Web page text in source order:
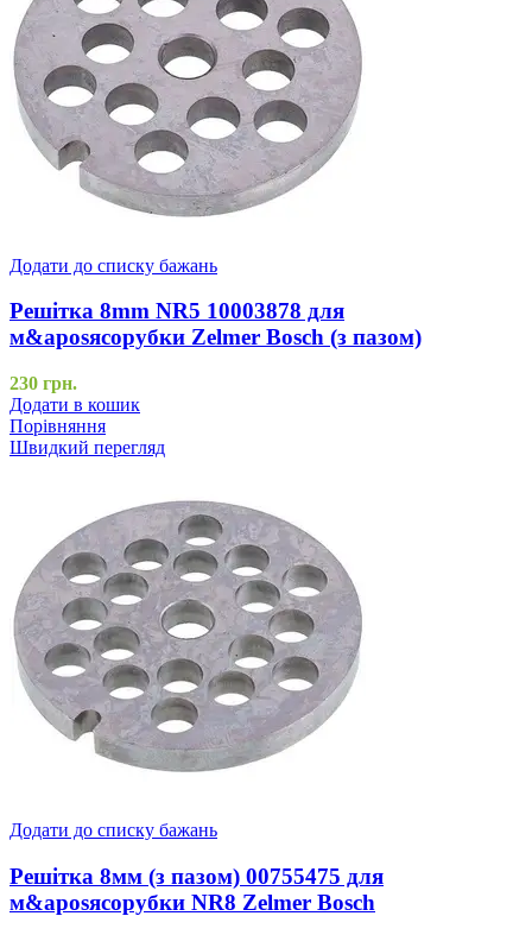
Додати до списку бажань
Решітка 8mm NR5 10003878 для
м&aposясорубки Zelmer Bosch (з пазом)
230 грн.
Додати в кошик
Порівняння
Швидкий перегляд
Додати до списку бажань
Решітка 8мм (з пазом) 00755475 для
м&aposясорубки NR8 Zelmer Bosch